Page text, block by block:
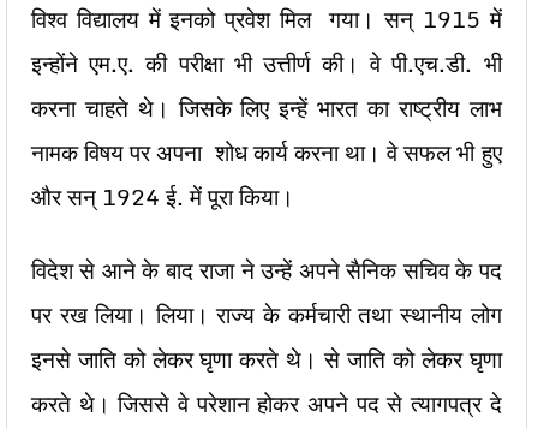
विश्व विद्यालय में इनको प्रवेश मिल गया। सन् 1915 में
इन्होंने एम.ए. की परीक्षा भी उत्तीर्ण की। वे पी.एच.डी. भी
करना चाहते थे। जिसके लिए इन्हें भारत का राष्ट्रीय लाभ
नामक विषय पर अपना शोध कार्य करना था। वे सफल भी हुए
और सन् 1924 ई. में पूरा किया।
विदेश से आने के बाद राजा ने उन्हें अपने सैनिक सचिव के पद
पर रख लिया। लिया। राज्य के कर्मचारी तथा स्थानीय लोग
इनसे जाति को लेकर घृणा करते थे। से जाति को लेकर घृणा
करते थे। जिससे वे परेशान होकर अपने पद से त्यागपत्र दे